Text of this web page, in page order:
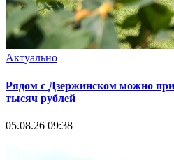
Актуально
Рядом с Дзержинском можно
тысяч рублей
05.08.26 09:38